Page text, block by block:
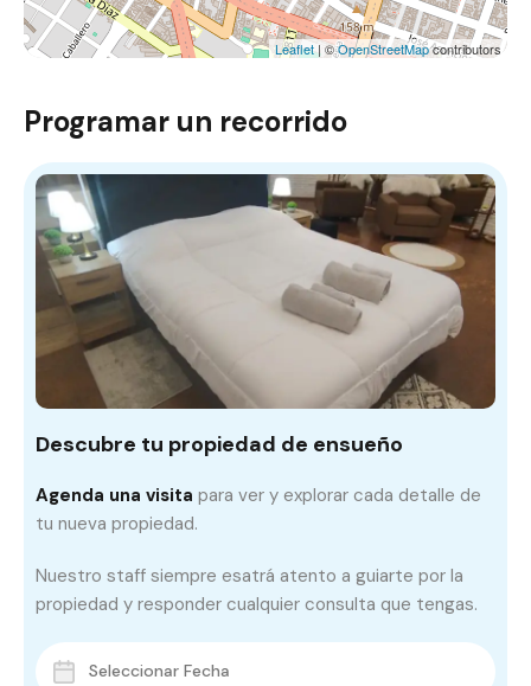
Leaflet| ©OpenStreetMapcontributors
Programar un recorrido
Descubre tu propiedad de ensueño
Agenda una visita para ver y explorar cada detalle de
tu nueva propiedad.
Nuestro staff siempre esatrá atento a guiarte por la
propiedad y responder cualquier consulta que tengas.